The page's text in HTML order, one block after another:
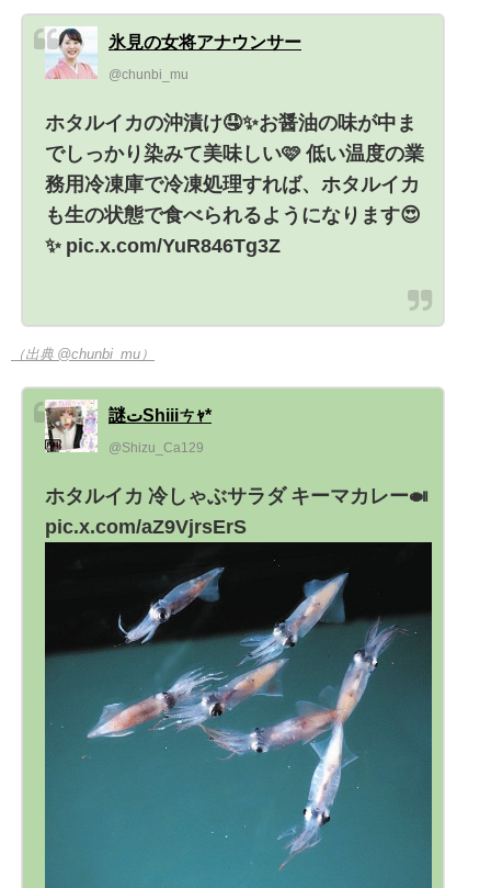
氷見の女将アナウンサー
@chunbi_mu
ホタルイカの沖漬け🤤✨お醤油の味が中ま
でしっかり染みて美味しい🩷 低い温度の業
務用冷凍庫で冷凍処理すれば、ホタルイカ
も生の状態で食べられるようになります😍
✨ pic.x.com/YuR846Tg3Z
（出典 @chunbi_mu）
謎تShiiiㄘｬ*
@Shizu_Ca129
ホタルイカ 冷しゃぶサラダ キーマカレー🍛
pic.x.com/aZ9VjrsErS